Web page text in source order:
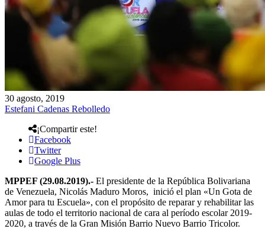
30 agosto, 2019
Estefani Cadenas Rebolledo
¡Compartir este!
Facebook
Twitter
Google Plus
MPPEF (29.08.2019).- El presidente de la República Bolivariana
de Venezuela, Nicolás Maduro Moros, inició el plan «Un Gota de
Amor para tu Escuela», con el propósito de reparar y rehabilitar las
aulas de todo el territorio nacional de cara al período escolar 2019-
2020, a través de la Gran Misión Barrio Nuevo Barrio Tricolor.